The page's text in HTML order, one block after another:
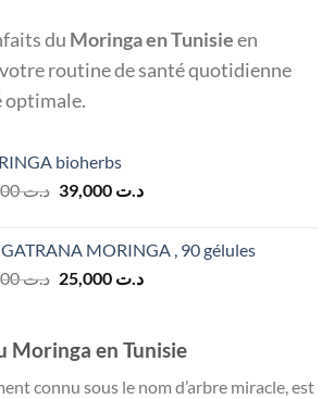
du Moringa en Tunisieen
routine de santé quotidienne
optimale.
bioherbs
د.ت50,000
Le
était :
د.ت 50,000.
د.ت 39,000
Le
est :
MORINGA , 90 gélules
د.ت30,000
Le
était :
د.ت 25,000
Le
est :
Moringa en Tunisie
connu sous le nom d’arbre miracle, est